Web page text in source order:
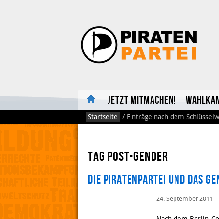
Jetzt mitmachen!
Startseite / Einträge nach dem
Tag Post-Gender
Die Piratenpartei und das
24. September 2011